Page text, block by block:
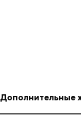
Дополнительные